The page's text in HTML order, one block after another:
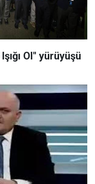
Ol" yürüyüşü